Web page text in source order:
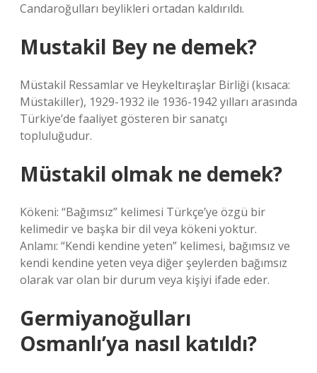
Candaroğulları beylikleri ortadan kaldırıldı.
Mustakil Bey ne demek?
Müstakil Ressamlar ve Heykeltıraşlar Birliği (kısaca:
Müstakiller), 1929-1932 ile 1936-1942 yılları arasında
Türkiye’de faaliyet gösteren bir sanatçı
topluluğudur.
Müstakil olmak ne demek?
Kökeni: “Bağımsız” kelimesi Türkçe’ye özgü bir
kelimedir ve başka bir dil veya kökeni yoktur.
Anlamı: “Kendi kendine yeten” kelimesi, bağımsız ve
kendi kendine yeten veya diğer şeylerden bağımsız
olarak var olan bir durum veya kişiyi ifade eder.
Germiyanoğulları
Osmanlı’ya nasıl katıldı?